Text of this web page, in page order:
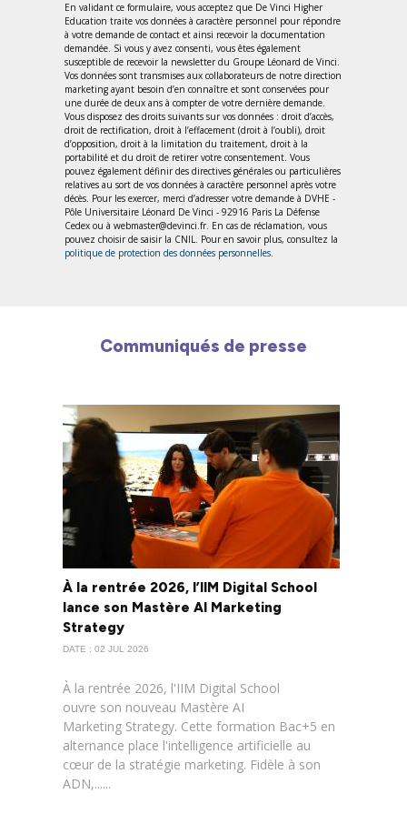
En validant ce formulaire, vous acceptez que De Vinci Higher
Education traite vos données à caractère personnel pour répondre
à votre demande de contact et ainsi recevoir la documentation
demandée. Si vous y avez consenti, vous êtes également
susceptible de recevoir la newsletter du Groupe Léonard de Vinci.
Vos données sont transmises aux collaborateurs de notre direction
marketing ayant besoin d’en connaître et sont conservées pour
une durée de deux ans à compter de votre dernière demande.
Vous disposez des droits suivants sur vos données : droit d’accès,
droit de rectification, droit à l’effacement (droit à l’oubli), droit
d’opposition, droit à la limitation du traitement, droit à la
portabilité et du droit de retirer votre consentement. Vous
pouvez également définir des directives générales ou particulières
relatives au sort de vos données à caractère personnel après votre
décès. Pour les exercer, merci d’adresser votre demande à DVHE -
Pôle Universitaire Léonard De Vinci - 92916 Paris La Défense
Cedex ou à webmaster@devinci.fr. En cas de réclamation, vous
pouvez choisir de saisir la CNIL. Pour en savoir plus, consultez la
politique de protection des données personnelles.
Communiqués de presse
À la rentrée 2026, l’IIM Digital School
lance son Mastère AI Marketing
Strategy
DATE : 02 JUL 2026
À la rentrée 2026, l'IIM Digital School
ouvre son nouveau Mastère AI
Marketing Strategy. Cette formation Bac+5 en
alternance place l'intelligence artificielle au
cœur de la stratégie marketing. Fidèle à son
ADN,......